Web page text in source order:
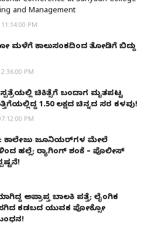
and Management
PM
ಮಳೆಗೆ ಕಾಲುಸಂಕದಿಂದ ತೋಡಿಗೆ ಬಿದ್ದು
PM
ಚಿಕಿತ್ಸೆಗೆ ಬಂದಾಗ ಮೃತಪಟ್ಟ
₹1.50 ಲಕ್ಷದ ಚಿನ್ನದ ಸರ ಕಳವು!
PM
ಕಾಲೇಜು ಜೂನಿಯರ್‌ಗಳ ಮೇಲೆ
ಹಲ್ಲೆ; ರ‌್ಯಾಗಿಂಗ್ ಶಂಕೆ – ಪೊಲೀಸ್
ಅಪ್ರಾಪ್ತ ಬಾಲಕಿ ಪತ್ತೆ; ಲೈಂಗಿಕ
ಕಡಬದ ಯುವಕ ಪೋಕ್ಸೋ